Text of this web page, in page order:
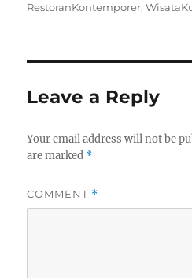
RestoranKontemporer,
Leave a Reply
Your email address will not be
are marked *
COMMENT *